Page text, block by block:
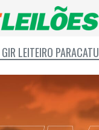
LEITEIRO PARACATU